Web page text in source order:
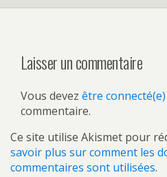
Laisser un commentaire
Vous devez être connecté(e)
commentaire.
Ce site utilise Akismet pour
savoir plus sur comment les
commentaires sont utilisées.